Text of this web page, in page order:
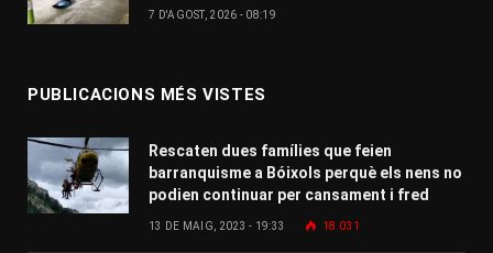
7 D'AGOST, 2026 - 08:19
PUBLICACIONS MÉS VISTES
Rescaten dues famílies que feien
barranquisme a Bóixols perquè els nens no
podien continuar per cansament i fred
13 DE MAIG, 2023 - 19:33 18.031